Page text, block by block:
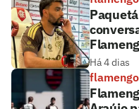
Há 4 dias
flamengo